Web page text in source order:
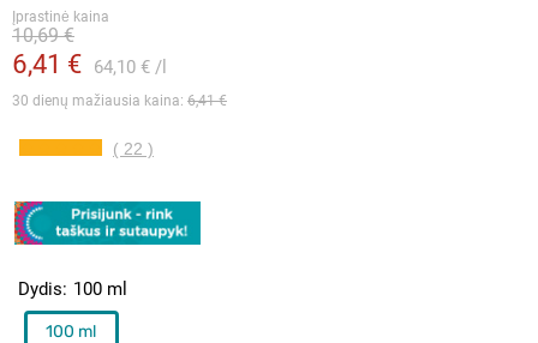
Įprastinė kaina
6,41 € 64,10 €
10,69 €
30 dienų mažiausia kaina: 6,41 €
( 22 )
Dydis 100 ml
100 ml